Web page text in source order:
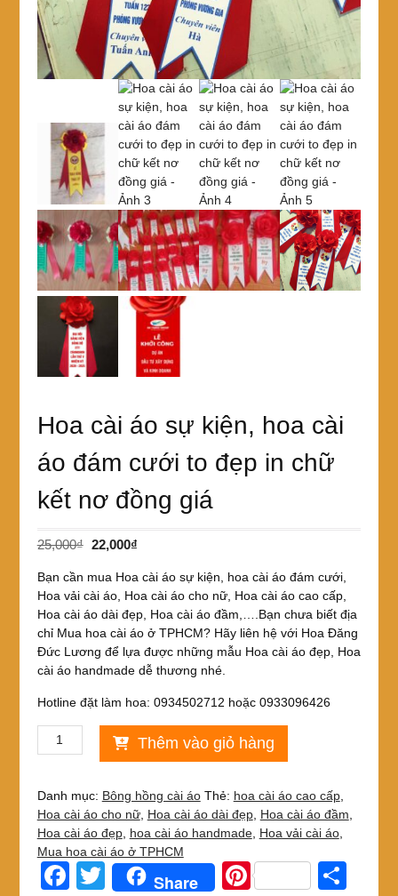
Hoa cài áo sự kiện, hoa cài
áo đám cưới to đẹp in chữ
kết nơ đồng giá
25,000₫ Giá
là:
25,000₫.
22,000₫
tại
là:
22,000₫.
Bạn cần mua Hoa cài áo sự kiện, hoa cài áo đám cưới,
Hoa vải cài áo, Hoa cài áo cho nữ, Hoa cài áo cao cấp,
Hoa cài áo dài đẹp, Hoa cài áo đầm,….Bạn chưa biết địa
chỉ Mua hoa cài áo ở TPHCM? Hãy liên hệ với Hoa Đăng
Đức Lương để lựa được những mẫu Hoa cài áo đẹp, Hoa
cài áo handmade dễ thương nhé.
Hotline đặt làm hoa: 0934502712 hoặc 0933096426
Hoa
cài
sự
kiện,
hoa
cài
áo
đám
Thêm vào giỏ hàng
Danh mục: Bông hồng cài áo Thẻ: hoa cài áo cao cấp,
Hoa cài áo cho nữ, Hoa cài áo dài đẹp, Hoa cài áo đầm
Hoa cài áo đẹp, hoa cài áo handmade, Hoa vải cài áo,
Mua hoa cài áo ở TPHCM
F
T
Share
Pi